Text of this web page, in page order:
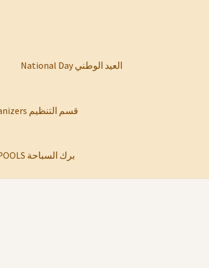
National Day العيد الوطني
Organizers قسم التنظيم
SWIMMING POOLS برك السباحة